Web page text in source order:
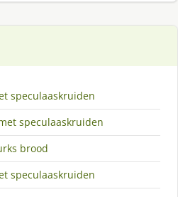
speculaaskruiden
speculaaskruiden
brood
speculaaskruiden